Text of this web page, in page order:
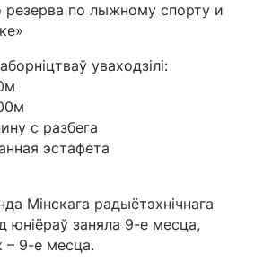
резерва по лыжному спорту и
уваходзілі:
с разбега
эстафета
Мінскага радыётэхнічнага
юніёраў заняла 9-е месца,
– 9-е месца.